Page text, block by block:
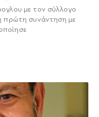
με τον σύλλογο
πρώτη συνάντηση με